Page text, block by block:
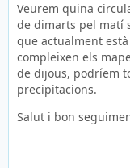
Veurem quina
de dimarts pel matí
que actualment
compleixen els
de dijous, podríem
precipitacions.
Salut i bon